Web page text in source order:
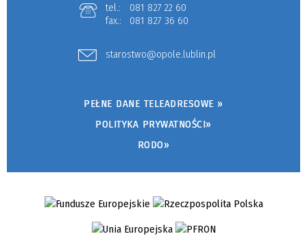
tel.:
081 827 22 60
fax.:
081 827 36 60
starostwo@opole.lublin.pl
PEŁNE DANE TELEADRESOWE »
POLITYKA PRYWATNOŚCI»
RODO»